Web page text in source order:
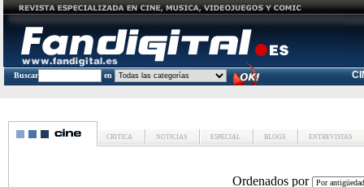
Buscar en
CRITICA NOTICIAS ESPECIAL BLOGS ENTREVISTAS
Ordenados por